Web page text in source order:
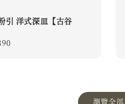
引 洋式深皿【古谷
瀏覽全部